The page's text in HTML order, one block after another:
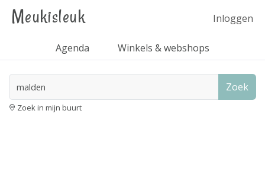
Meukisleuk Inloggen
Agenda Winkels & webshops
Zoek
Zoek in mijn buurt